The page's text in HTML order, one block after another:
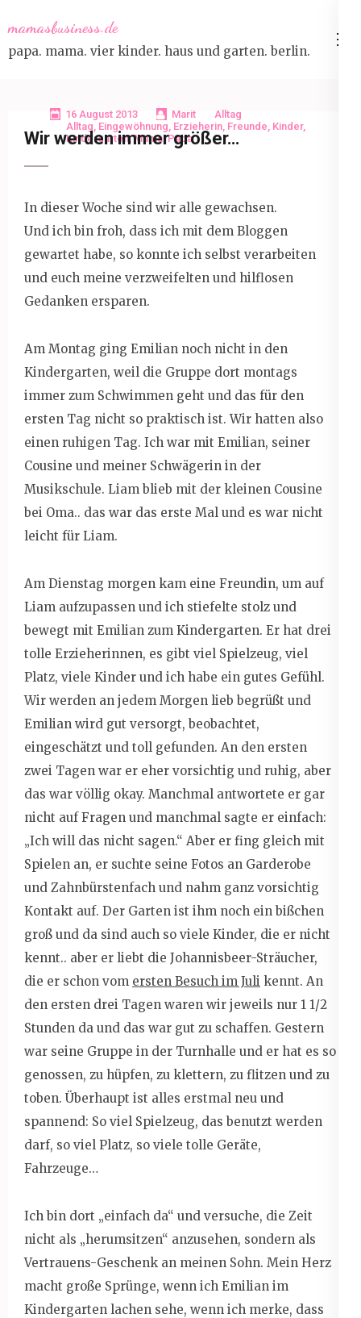
to
content
mamasbusiness.de
papa. mama. vier kinder. haus und garten. berlin.
16 August 2013 Marit
Alltag
Alltag, Eingewöhnung, Erzieherin, Freunde, Kinder,
Kindergarten,Mama,Papa
Wir werden immer größer…
In dieser Woche sind wir alle gewachsen.
Und ich bin froh, dass ich mit dem Bloggen
gewartet habe, so konnte ich selbst verarbeiten
und euch meine verzweifelten und hilflosen
Gedanken ersparen.
Am Montag ging Emilian noch nicht in den
Kindergarten, weil die Gruppe dort montags
immer zum Schwimmen geht und das für den
ersten Tag nicht so praktisch ist. Wir hatten also
einen ruhigen Tag. Ich war mit Emilian, seiner
Cousine und meiner Schwägerin in der
Musikschule. Liam blieb mit der kleinen Cousine
bei Oma.. das war das erste Mal und es war nicht
leicht für Liam.
Am Dienstag morgen kam eine Freundin, um auf
Liam aufzupassen und ich stiefelte stolz und
bewegt mit Emilian zum Kindergarten. Er hat drei
tolle Erzieherinnen, es gibt viel Spielzeug, viel
Platz, viele Kinder und ich habe ein gutes Gefühl.
Wir werden an jedem Morgen lieb begrüßt und
Emilian wird gut versorgt, beobachtet,
eingeschätzt und toll gefunden. An den ersten
zwei Tagen war er eher vorsichtig und ruhig, aber
das war völlig okay. Manchmal antwortete er gar
nicht auf Fragen und manchmal sagte er einfach:
„Ich will das nicht sagen.“ Aber er fing gleich mit
Spielen an, er suchte seine Fotos an Garderobe
und Zahnbürstenfach und nahm ganz vorsichtig
Kontakt auf. Der Garten ist ihm noch ein bißchen
groß und da sind auch so viele Kinder, die er nicht
kennt.. aber er liebt die Johannisbeer-Sträucher,
die er schon vom ersten Besuch im Juli kennt. An
den ersten drei Tagen waren wir jeweils nur 1 1/2
Stunden da und das war gut zu schaffen. Gestern
war seine Gruppe in der Turnhalle und er hat es so
genossen, zu hüpfen, zu klettern, zu flitzen und zu
toben. Überhaupt ist alles erstmal neu und
spannend: So viel Spielzeug, das benutzt werden
darf, so viel Platz, so viele tolle Geräte,
Fahrzeuge…
Ich bin dort „einfach da“ und versuche, die Zeit
nicht als „herumsitzen“ anzusehen, sondern als
Vertrauens-Geschenk an meinen Sohn. Mein Herz
macht große Sprünge, wenn ich Emilian im
Kindergarten lachen sehe, wenn ich merke, dass